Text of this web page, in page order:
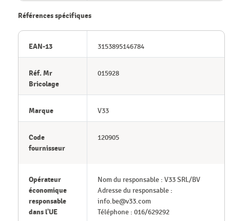
Références spécifiques
EAN-13 3153895146784
Réf. Mr
Bricolage
015928
Marque V33
Code
fournisseur
120905
Opérateur
économique
responsable
dans l'UE
Nom du responsable : V33 SRL/BV
Adresse du responsable :
info.be@v33.com
Téléphone : 016/629292